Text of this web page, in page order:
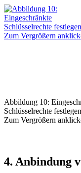
Abbildung 10:
Schlüsselrechte
Zum Vergrößern
4. Anbindung